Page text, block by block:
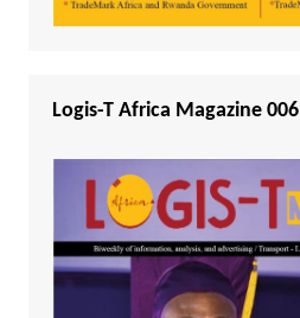
Logis-T Africa Magazine 006